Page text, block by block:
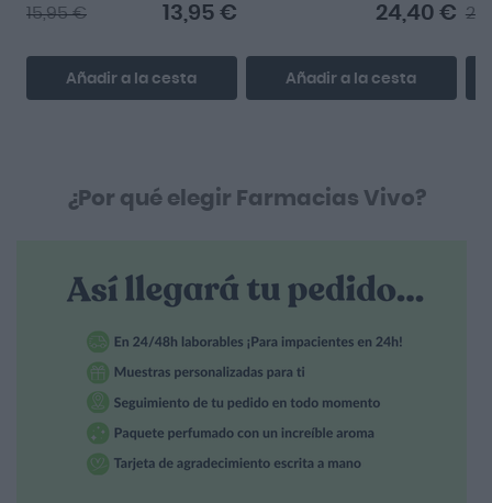
13,95 €
15,95 €
Añadir a la cesta
24,40 €
Añadir a la cesta
¿Por qué elegir Farmacias Vivo?